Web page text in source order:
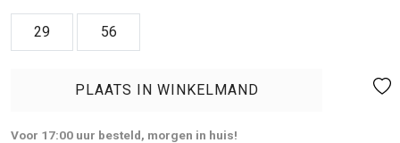
29 56
PLAATS IN WINKELMAND
Voor 17:00 uur besteld, morgen in huis!